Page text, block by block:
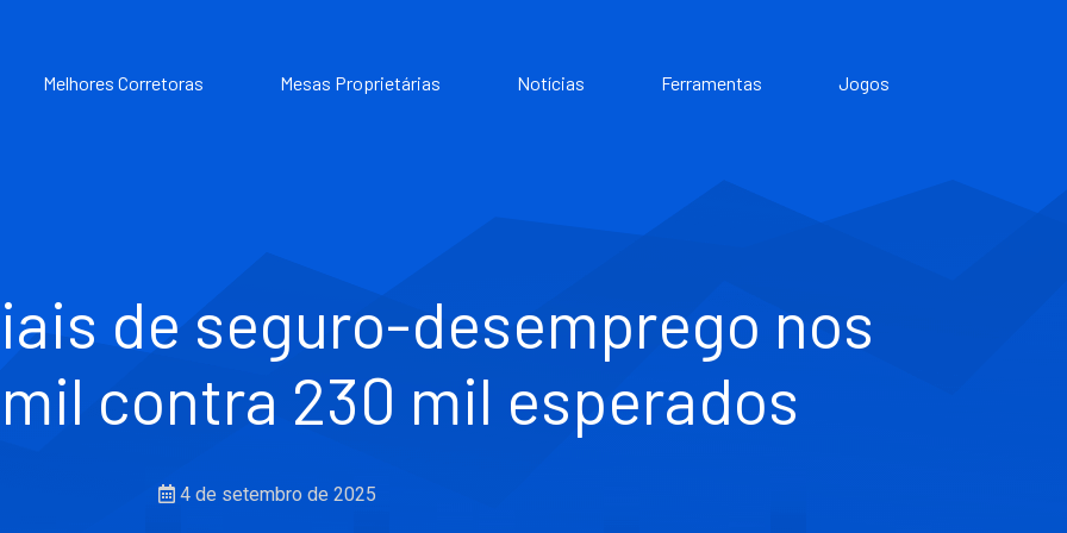
Melhores Corretoras Mesas Proprietárias Notícias Ferramentas Jogos
de seguro-desemprego nos
contra 230 mil esperados
4 de setembro de 2025